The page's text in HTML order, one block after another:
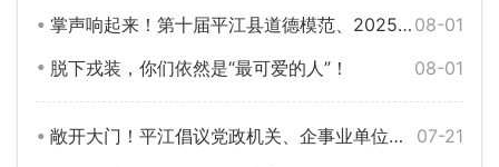
08-01
掌声响起来！第十届平江县道德模范、2025届“平江好人”候选人公示中
08-01
脱下戎装，你们依然是“最可爱的人”！
07-21
敞开大门！平江倡议党政机关、企事业单位停车场法定节假日向社会开放